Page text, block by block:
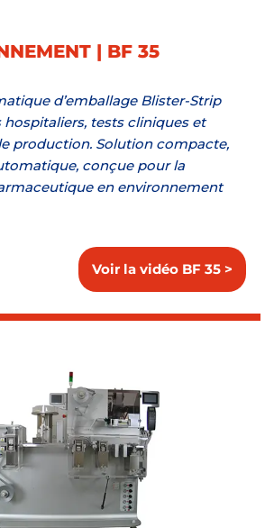
| BF 35
d’emballage Blister-Strip
hospitaliers, tests cliniques et
production. Solution compacte,
conçue pour la
en environnement
Voir la vidéo BF 35 >